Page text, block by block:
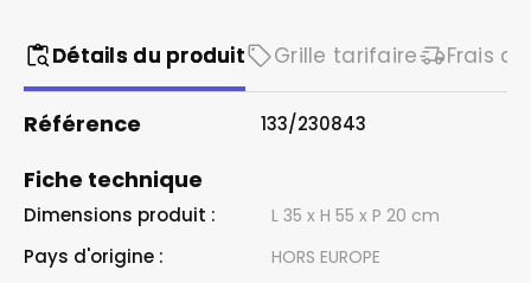
Détails du produit Grille tarifaire Frais
Référence 133/230843
Fiche technique
Dimensions produit : L 35 x H 55 x P 20 cm
Pays d'origine : HORS EUROPE